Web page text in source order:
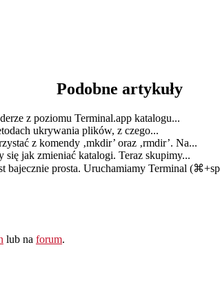
Podobne artykuły
z poziomu Terminal.app katalogu...
ukrywania plików, z czego...
z komendy ‚mkdir’ oraz ‚rmdir’. Na...
jak zmieniać katalogi. Teraz skupimy...
bajecznie prosta. Uruchamiamy Terminal
lub na forum.